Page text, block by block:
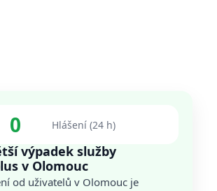
0 Hlášení (24 h)
výpadek služby
v Olomouc
od uživatelů v Olomouc je